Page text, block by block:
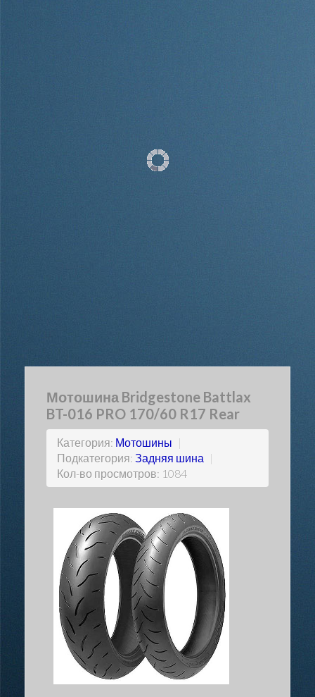
Мотошина Bridgestone Battlax
BT-016 PRO 170/60 R17 Rear
Категория: Мотошины |
Подкатегория: Задняя шина |
Кол-во просмотров: 1084